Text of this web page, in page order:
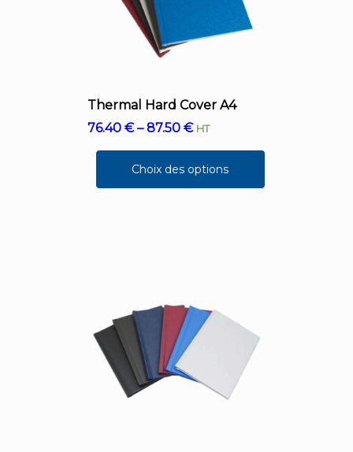
Thermal Hard Cover A4
76.40€–87.50€ HT
Choix des options